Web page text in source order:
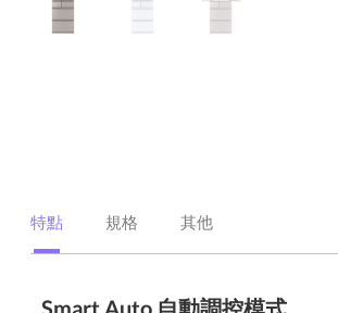
特點 規格 其他
Smart Auto 自動調控模式